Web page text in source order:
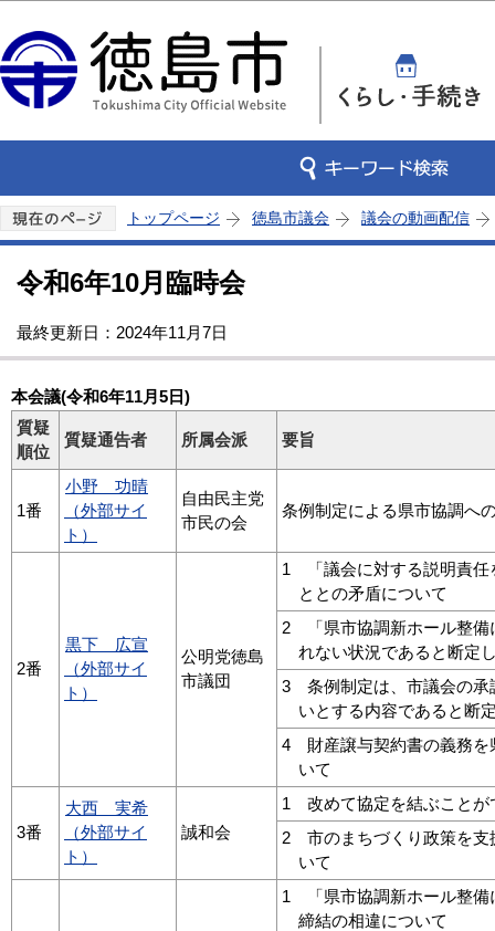
トップページ 徳島市議会 議会の動画配信
令和6年10月臨時会
最終更新日：2024年11月7日
本会議(令和6年11月5日)
質疑
順位
質疑通告者 所属会派 要旨
1番
小野 功晴
（外部サイ
ト）
自由民主党
市民の会
条例制定による県市協調へ
2番
黒下 広宣
（外部サイ
ト）
公明党徳島
市議団
1 「議会に対する説明責任
ととの矛盾について
2 「県市協調新ホール整備
れない状況であると断定
3 条例制定は、市議会の承
いとする内容であると断
4 財産譲与契約書の義務を
いて
3番
大西 実希
（外部サイ
ト）
誠和会
1 改めて協定を結ぶことが
2 市のまちづくり政策を支
いて
1 「県市協調新ホール整備
締結の相違について